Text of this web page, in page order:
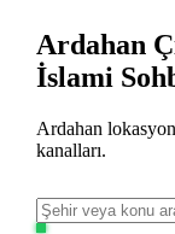
Ardahan
İslami
Ardahan
kanalları.